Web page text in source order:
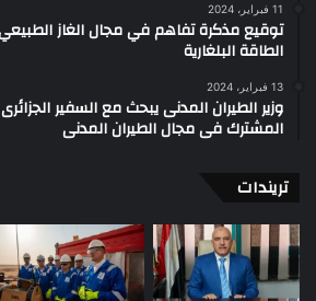
11 فبراير، 2024
توقيع مذكرة تفاهم في مجال الغاز الطبيعي
الطاقة البلغارية
13 فبراير، 2024
وزير الطيران المدنى يبحث مع السفير
المشترك فى مجال الطيران المدنى
تريندات